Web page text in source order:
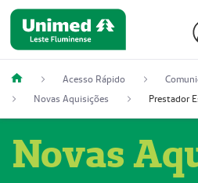
Acesso Rápido
Novas Aquisições
Novas